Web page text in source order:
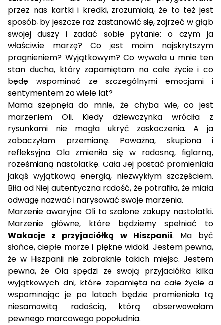
przez nas kartki i kredki, zrozumiała, że to też jest
sposób, by jeszcze raz zastanowić się, zajrzeć w głąb
swojej duszy i zadać sobie pytanie: o czym ja
właściwie marzę? Co jest moim najskrytszym
pragnieniem? Wyjątkowym? Co wywoła u mnie ten
stan ducha, który zapamiętam na całe życie i co
będę wspominać ze szczególnymi emocjami i
sentymentem za wiele lat?
Mama szepnęła do mnie, że chyba wie, co jest
marzeniem Oli. Kiedy dziewczynka wróciła z
rysunkami nie mogła ukryć zaskoczenia. A ja
zobaczyłam przemianę. Poważna, skupiona i
refleksyjna Ola zmieniła się w radosną, figlarną,
roześmianą nastolatkę. Cała Jej postać promieniała
jakąś wyjątkową energią, niezwykłym szczęściem.
Biła od Niej autentyczna radość, że potrafiła, że miała
odwagę nazwać i narysować swoje marzenia.
Marzenie awaryjne Oli to szalone zakupy nastolatki.
Marzenie główne, które będziemy spełniać to
Wakacje z przyjaciółką w Hiszpanii. Ma być
słońce, ciepłe morze i piękne widoki. Jestem pewna,
że w Hiszpanii nie zabraknie takich miejsc. Jestem
pewna, że Ola spędzi ze swoją przyjaciółka kilka
wyjątkowych dni, które zapamięta na całe życie a
wspominając je po latach będzie promieniała tą
niesamowitą radością, którą obserwowałam
pewnego marcowego popołudnia.